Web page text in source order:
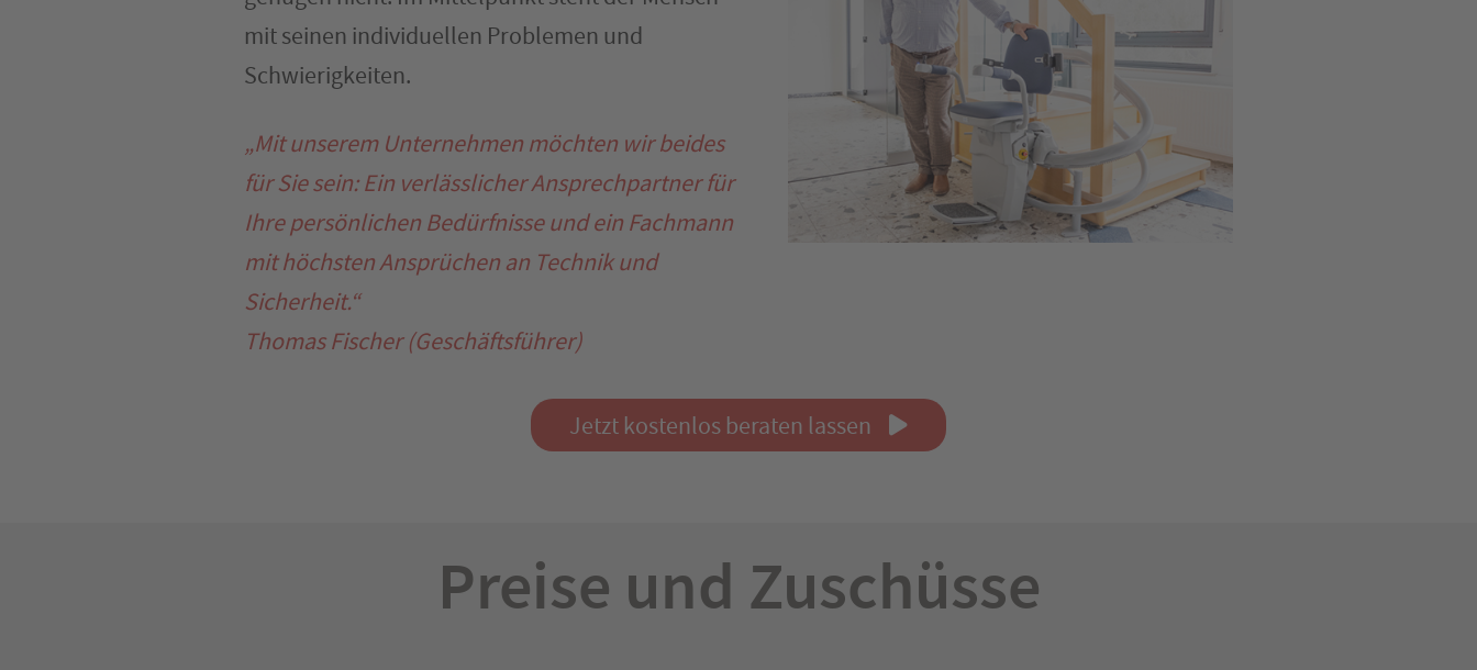
mit seinen individuellen Problemen und
Schwierigkeiten.
„Mit unserem Unternehmen möchten wir beides
für Sie sein: Ein verlässlicher Ansprechpartner für
Ihre persönlichen Bedürfnisse und ein Fachmann
mit höchsten Ansprüchen an Technik und
Sicherheit.“
Thomas Fischer (Geschäftsführer)
Jetzt kostenlos beraten lassen
Preise und Zuschüsse